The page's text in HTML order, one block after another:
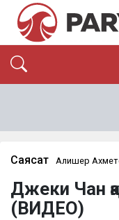
Саясат Алишер
Джеки Чан
(ВИДЕО)